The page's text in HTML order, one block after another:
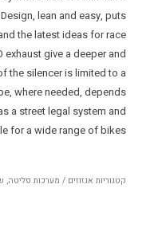
lean and easy, puts
the latest ideas for race
exhaust give a deeper and
the silencer is limited to a
where needed, depends
a street legal system and
for a wide range of bikes.
קטגוריות אגזוזים / מערכות פליטה,